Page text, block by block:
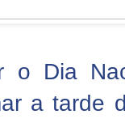
o Dia
a tarde